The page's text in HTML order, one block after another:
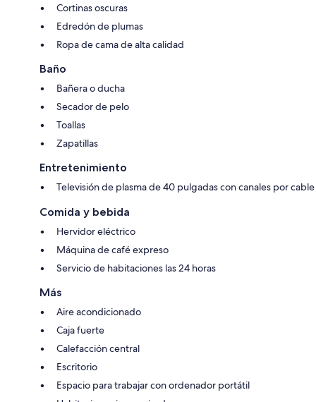
Cortinas oscuras
Edredón de plumas
Ropa de cama de alta calidad
Baño
Bañera o ducha
Secador de pelo
Toallas
Zapatillas
Entretenimiento
Televisión de plasma de 40 pulgadas con canales por cable
Comida y bebida
Hervidor eléctrico
Máquina de café expreso
Servicio de habitaciones las 24 horas
Más
Aire acondicionado
Caja fuerte
Calefacción central
Escritorio
Espacio para trabajar con ordenador portátil